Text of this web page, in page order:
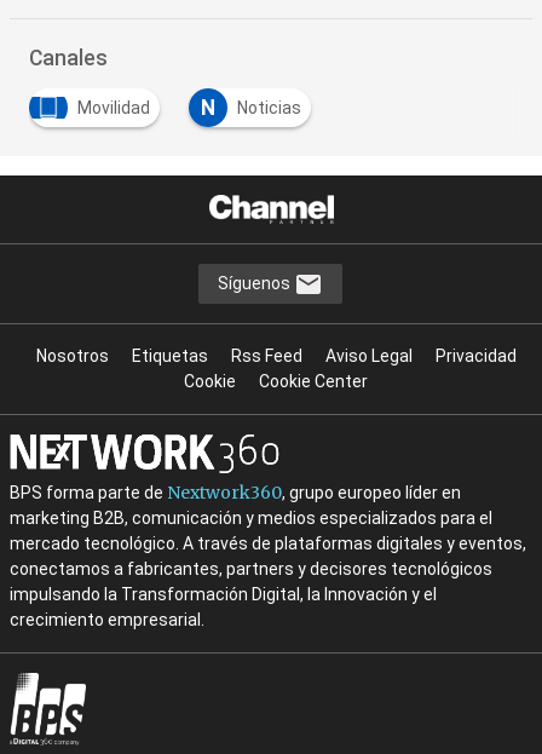
Canales
Movilidad N Noticias
Síguenos
Nosotros Etiquetas Rss Feed Aviso Legal
Privacidad
Cookie
Cookie Center
BPS forma parte de Nextwork360, grupo europeo líder en
marketing B2B, comunicación y medios especializados para el
mercado tecnológico. A través de plataformas digitales y eventos,
conectamos a fabricantes, partners y decisores tecnológicos
impulsando la Transformación Digital, la Innovación y el
crecimiento empresarial.